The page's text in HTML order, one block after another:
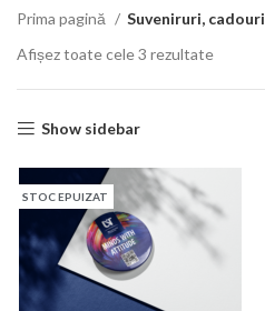
Prima pagină
Suveniruri, cadouri
Afișez toate cele 3 rezultate
Show sidebar
STOC EPUIZAT